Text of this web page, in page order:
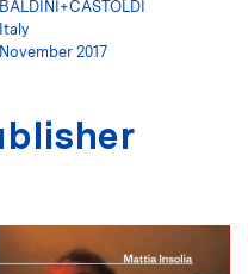
BALDINI+CASTOLDI
Italy
November 2017